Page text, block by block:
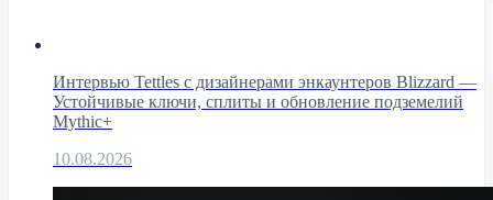
Интервью Tettles с дизайнерами энкаунтеров Blizzard —
Устойчивые ключи, сплиты и обновление подземелий
Mythic+
10.08.2026